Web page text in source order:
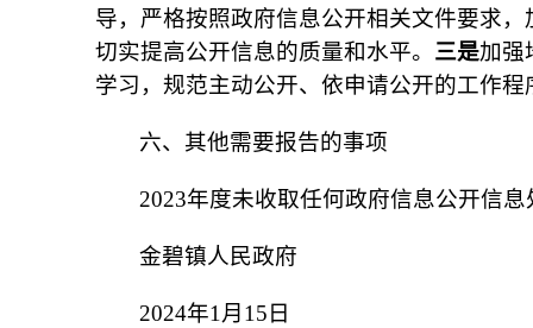
导，严格按照政府信息公开相关文件要求
切实提高公开信息的质量和水平。 三是加强
学习，规范主动公开、依申请公开的工作
六、其他需要报告的事项
2023年度未收取任何政府信息公开信
金碧镇人民政府
2024年1月15日